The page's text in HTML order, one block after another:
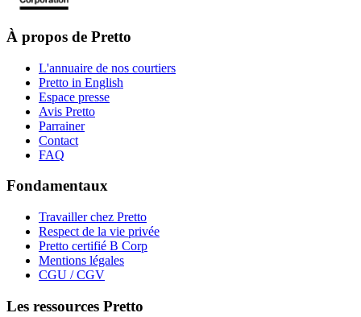
À propos de Pretto
L'annuaire de nos courtiers
Pretto in English
Espace presse
Avis Pretto
Parrainer
Contact
FAQ
Fondamentaux
Travailler chez Pretto
Respect de la vie privée
Pretto certifié B Corp
Mentions légales
CGU / CGV
Les ressources Pretto